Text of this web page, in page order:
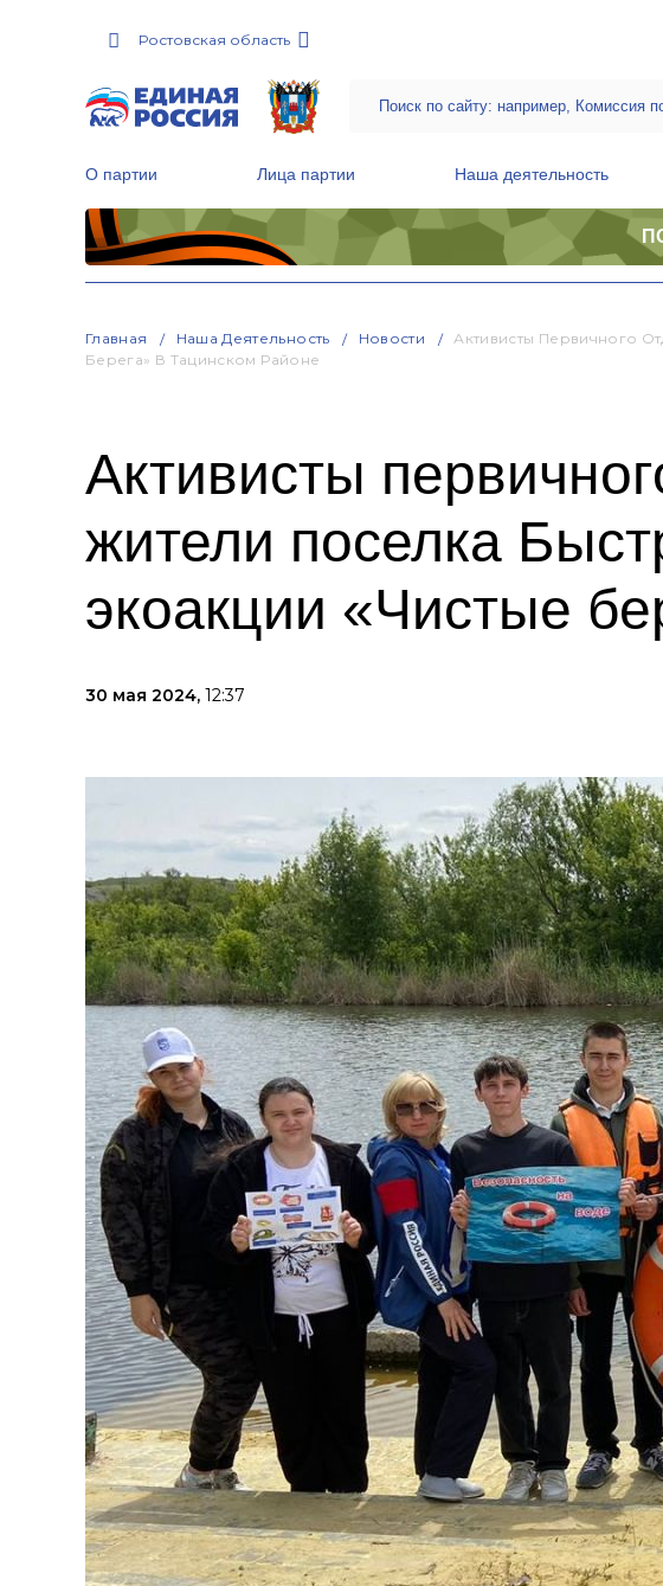
Ростовская область
О партии Лица партии Наша деятельность
Главная Наша Деятельность Новости
Активисты Первичного
Берега» В Тацинском Районе
Активисты
жители поселка
экоакции «Чистые
30 мая 2024, 12:37